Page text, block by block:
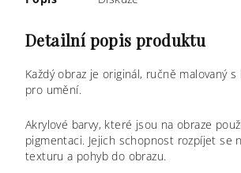
Detailní popis produktu
Každý obraz je originál, ručně malovaný
pro umění.
Akrylové barvy, které jsou na obraze
pigmentaci. Jejich schopnost rozpíjet se
texturu a pohyb do obrazu.